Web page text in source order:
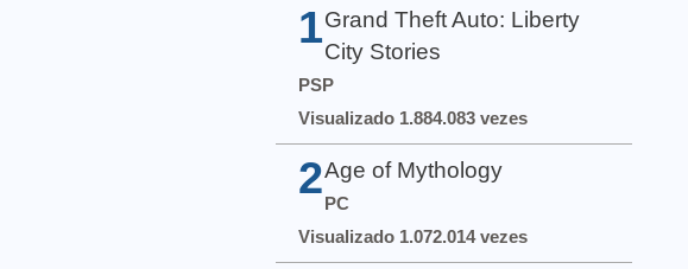
1 Grand Theft Auto: Liberty
City Stories
PSP
Visualizado 1.884.083 vezes
2Age of Mythology
PC
Visualizado 1.072.014 vezes